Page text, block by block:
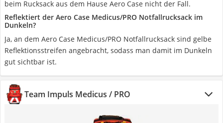
beim Rucksack aus dem Hause Aero Case nicht der Fall.
Reflektiert der Aero Case Medicus/PRO Notfallrucksack im
Dunkeln?
Ja, an dem Aero Case Medicus/PRO Notfallrucksack sind gelbe
Reflektionsstreifen angebracht, sodass man damit im Dunkeln
gut sichtbar ist.
Team Impuls Medicus / PRO